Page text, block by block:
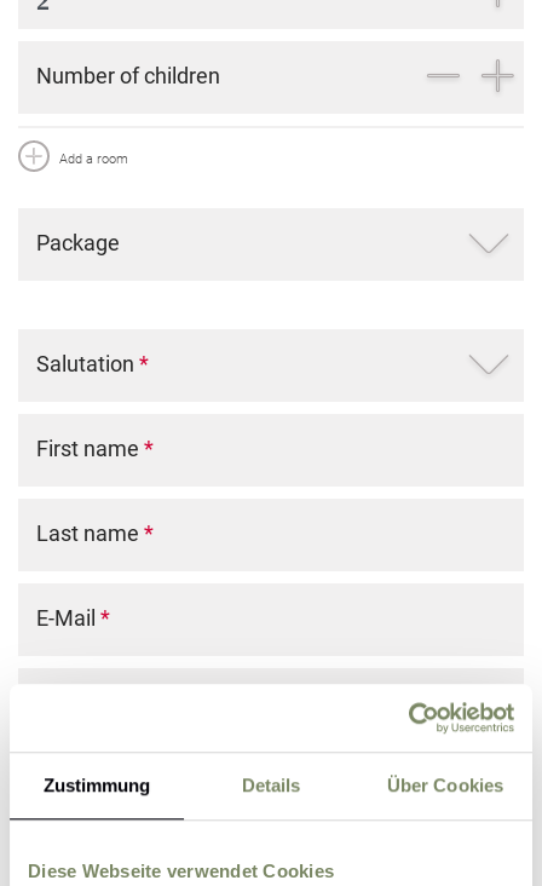
Zustimmung Details Über Cookies
Diese Webseite verwendet Cookies
Number of children
Add a room
Package
Salutation *
First name *
Last name *
E-Mail *
Street
ZIP City